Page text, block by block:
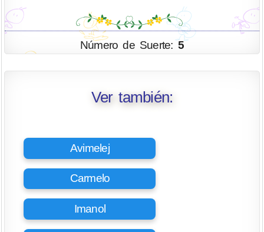
Número de Suerte:5
Ver también:
Avimelej
Carmelo
Imanol